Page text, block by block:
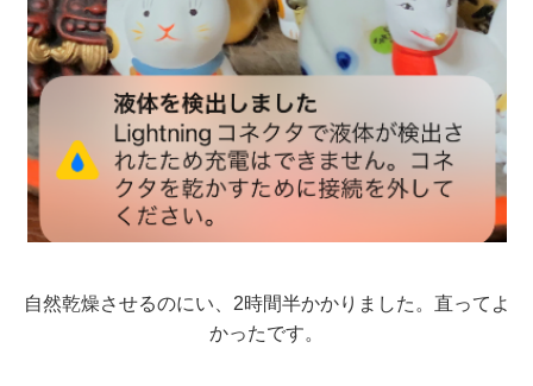
自然乾燥させるのにい、2時間半かかりました。直ってよ
かったです。